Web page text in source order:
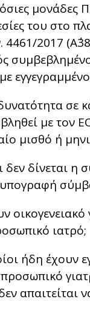
του στο
2017
σε
με τον
μισθό ή
δεν δίνεται
υπογραφή
οικογενειακό
ιατρό;
ήδη έχουν
απαιτείται